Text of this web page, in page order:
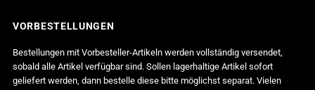
VORBESTELLUNGEN
Bestellungen mit Vorbesteller-Artikeln werden vollständig versendet,
sobald alle Artikel verfügbar sind. Sollen lagerhaltige Artikel sofort
geliefert werden, dann bestelle diese bitte möglichst separat. Vielen